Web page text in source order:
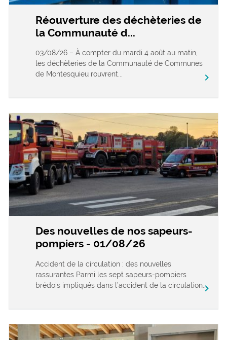
Réouverture des déchèteries de
la Communauté d...
03/08/26 – À compter du mardi 4 août au matin,
les déchèteries de la Communauté de Communes
de Montesquieu rouvrent...
chevron_right
Des nouvelles de nos sapeurs-
pompiers - 01/08/26
Accident de la circulation : des nouvelles
rassurantes Parmi les sept sapeurs-pompiers
brédois impliqués dans l’accident de la circulation...
chevron_right